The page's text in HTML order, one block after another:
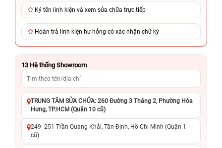
Ký tên linh kiện và xem sửa chữa trực tiếp
Hoàn trả linh kiện hư hỏng có xác nhận chữ ký
13 Hệ thống Showroom
TRUNG TÂM SỬA CHỮA: 260 Đường 3 Tháng 2, Phường Hòa
Hưng, TP.HCM (Quận 10 cũ)
249 -251 Trần Quang Khải, Tân Định, Hồ Chí Minh (Quận 1
cũ)